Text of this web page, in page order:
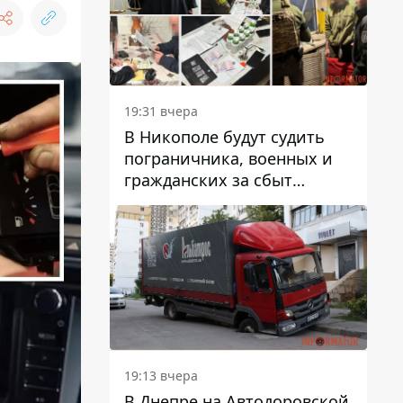
19:31 вчера
В Никополе будут судить
пограничника, военных и
гражданских за сбыт
психотропов
19:13 вчера